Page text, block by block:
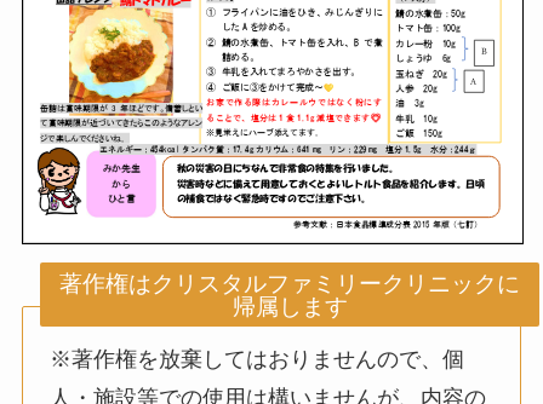
著作権はクリスタルファミリークリニックに
帰属します
※著作権を放棄してはおりませんので、個
人・施設等での使用は構いませんが、内容の